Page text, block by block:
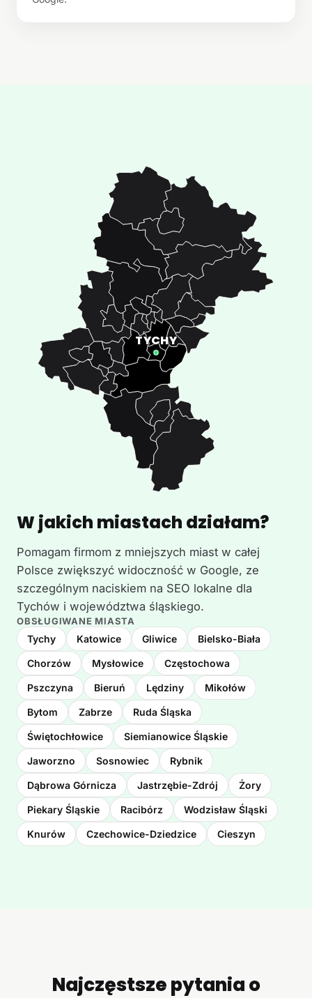
W jakich miastach działam?
Pomagam firmom z mniejszych miast w całej
Polsce zwiększyć widoczność w Google, ze
szczególnym naciskiem na SEO lokalne dla
Tychów i województwa śląskiego.
OBSŁUGIWANE MIASTA
Tychy Katowice Gliwice Bielsko-Biała
Chorzów Mysłowice Częstochowa
Pszczyna Bieruń Lędziny Mikołów
Bytom Zabrze Ruda Śląska
Świętochłowice Siemianowice Śląskie
Jaworzno Sosnowiec Rybnik
Dąbrowa Górnicza Jastrzębie-Zdrój Żory
Piekary Śląskie Racibórz Wodzisław Śląski
Knurów Czechowice-Dziedzice Cieszyn
Najczęstsze pytania o